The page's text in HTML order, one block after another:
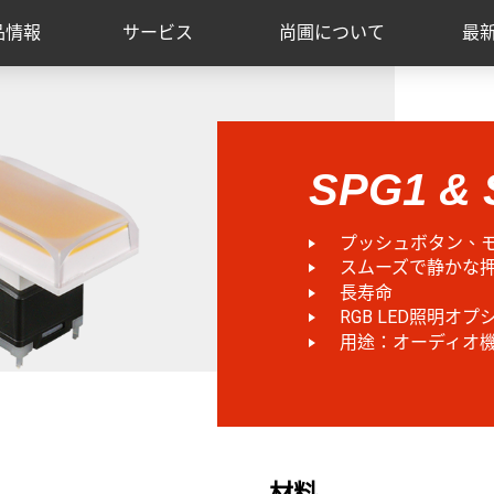
情報 サービス 尚圃について 最
SPG1 &
プッシュボタン、
スムーズで静かな
長寿命
RGB LED照明オプ
用途：オーディオ